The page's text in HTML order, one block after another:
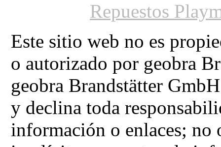
Repuestos
Este sitio web no es
o autorizado por geobra
geobra Brandstätter
y declina toda
información o enlaces; no